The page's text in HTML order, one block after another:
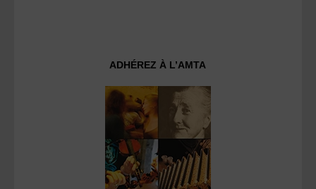
ADHÉREZ À L’AMTA